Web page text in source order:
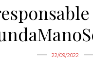
22/09/2022